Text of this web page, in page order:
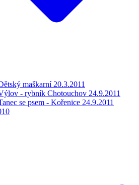
maškarní 20.3.2011
- rybník Chotouchov 24.9.2011
se psem - Kořenice 24.9.2011